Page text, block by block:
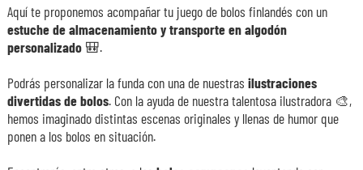
Aquí te proponemos acompañar tu juego de bolos finlandés con un
estuche de almacenamiento y transporte en algodón
personalizado🎒.
Podrás personalizar la funda con una de nuestras ilustraciones
divertidas de bolos. Con la ayuda de nuestra talentosa ilustradora 🎨,
hemos imaginado distintas escenas originales y llenas de humor que
ponen a los bolos en situación.